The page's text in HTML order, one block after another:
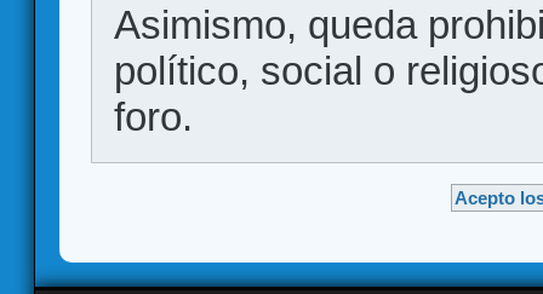
Asimismo, queda
político, social o
foro.